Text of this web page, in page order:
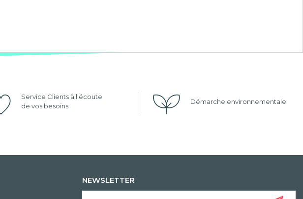
Service Clients à l'écoute
de vos besoins
Démarche environnementale
NEWSLETTER